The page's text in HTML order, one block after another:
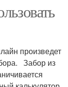
произведет
Забор из